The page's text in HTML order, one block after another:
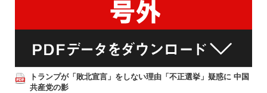
トランプが「敗北宣言」をしない理由「不正選挙」疑惑に 中国
共産党の影